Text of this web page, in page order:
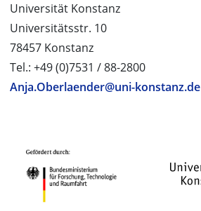
Universität Konstanz
Universitätsstr. 10
78457 Konstanz
Tel.: +49 (0)7531 / 88-2800
Anja.Oberlaender@uni-konstanz.de